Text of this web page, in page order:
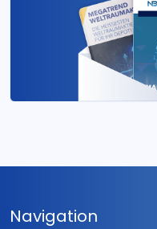
Navigation